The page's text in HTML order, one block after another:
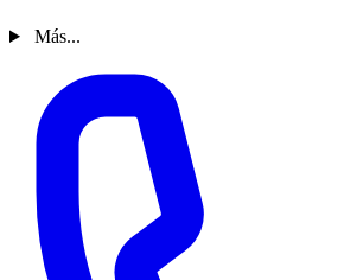
Más...